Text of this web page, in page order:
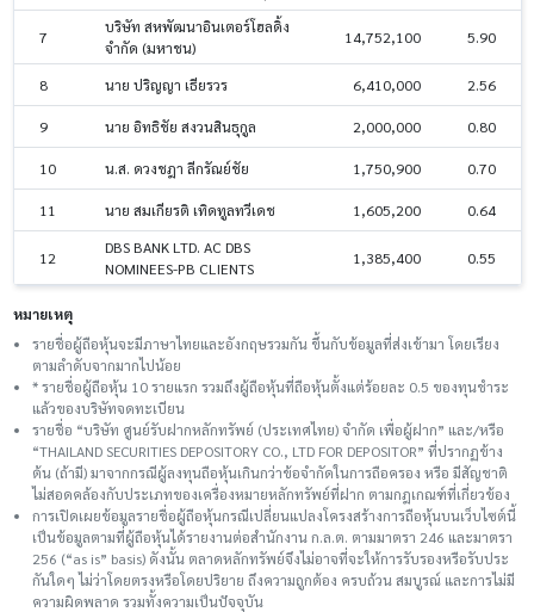
7
บริษัท สหพัฒนาอินเตอร์โฮลดิ้ง
จำกัด (มหาชน)
14,752,100 5.90
8 นาย ปริญญา เธียรวร 6,410,000 2.56
9 นาย อิทธิชัย สงวนสินธุกูล 2,000,000 0.80
10 น.ส. ดวงชฎา ลีกรัณย์ชัย 1,750,900 0.70
11 นาย สมเกียรติ เทิดทูลทวีเดช 1,605,200 0.64
12
DBS BANK LTD. AC DBS
NOMINEES-PB CLIENTS
1,385,400 0.55
หมายเหตุ
รายชื่อผู้ถือหุ้นจะมีภาษาไทยและอังกฤษรวมกัน ขึ้นกับข้อมูลที่ส่งเข้ามา โดยเรียง
ตามลำดับจากมากไปน้อย
* รายชื่อผู้ถือหุ้น 10 รายแรก รวมถึงผู้ถือหุ้นที่ถือหุ้นตั้งแต่ร้อยละ 0.5 ของทุนชําระ
แล้วของบริษัทจดทะเบียน
รายชื่อ “บริษัท ศูนย์รับฝากหลักทรัพย์ (ประเทศไทย) จำกัด เพื่อผู้ฝาก” และ/หรือ
“THAILAND SECURITIES DEPOSITORY CO., LTD FOR DEPOSITOR” ที่ปรากฏข้าง
ต้น (ถ้ามี) มาจากกรณีผู้ลงทุนถือหุ้นเกินกว่าข้อจำกัดในการถือครอง หรือ มีสัญชาติ
ไม่สอดคล้องกับประเภทของเครื่องหมายหลักทรัพย์ที่ฝาก ตามกฎเกณฑ์ที่เกี่ยวข้อง
การเปิดเผยข้อมูลรายชื่อผู้ถือหุ้นกรณีเปลี่ยนแปลงโครงสร้างการถือหุ้นบนเว็บไซต์นี้
เป็นข้อมูลตามที่ผู้ถือหุ้นได้รายงานต่อสำนักงาน ก.ล.ต. ตามมาตรา 246 และมาตรา
256 (“as is” basis) ดังนั้น ตลาดหลักทรัพย์จึงไม่อาจที่จะให้การรับรองหรือรับประ
กันใดๆ ไม่ว่าโดยตรงหรือโดยปริยาย ถึงความถูกต้อง ครบถ้วน สมบูรณ์ และการไม่มี
ความผิดพลาด รวมทั้งความเป็นปัจจุบัน